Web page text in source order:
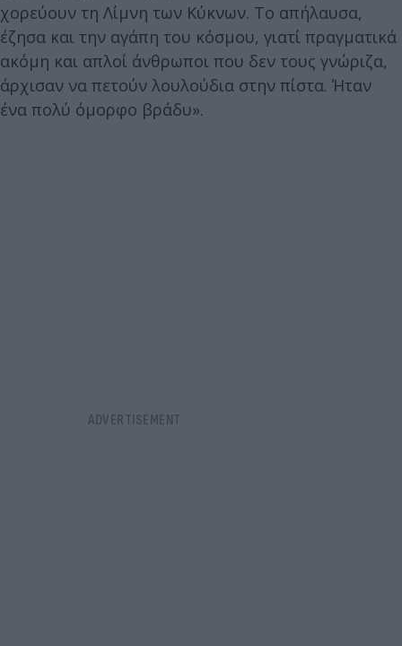
χορεύουν τη Λίμνη των Κύκνων. Το απήλαυσα,
έζησα και την αγάπη του κόσμου, γιατί πραγματικά
ακόμη και απλοί άνθρωποι που δεν τους γνώριζα,
άρχισαν να πετούν λουλούδια στην πίστα. Ήταν
ένα πολύ όμορφο βράδυ».